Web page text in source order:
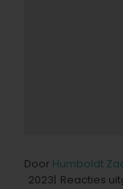
Door Humboldt
2023| Reacties